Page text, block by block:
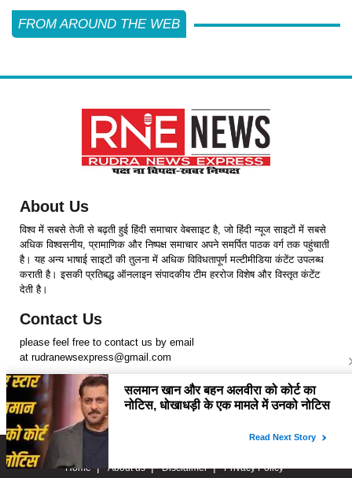
FROM AROUND THE WEB
About Us
विश्व में सबसे तेजी से बढ़ती हुई हिंदी समाचार वेबसाइट है, जो हिंदी न्यूज साइटों में सबसे
अधिक विश्वसनीय, प्रामाणिक और निष्पक्ष समाचार अपने समर्पित पाठक वर्ग तक पहुंचाती
है। यह अन्य भाषाई साइटों की तुलना में अधिक विविधतापूर्ण मल्टीमीडिया कंटेंट उपलब्ध
कराती है। इसकी प्रतिबद्ध ऑनलाइन संपादकीय टीम हररोज विशेष और विस्तृत कंटेंट
देती है।
Contact Us
please feel free to contact us by email
at rudranewsexpress@gmail.com
Follow Us
Home
About us Disclaimer Privacy Policy